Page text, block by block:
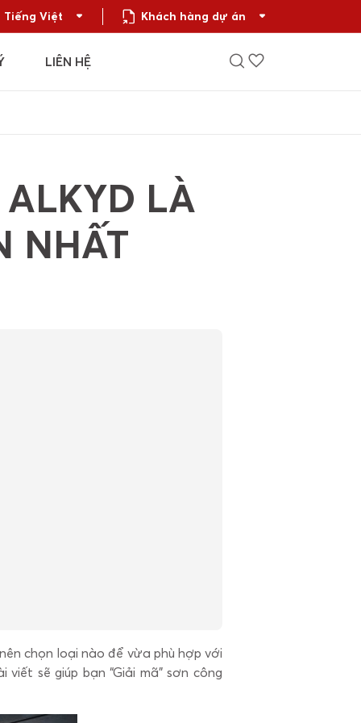
Tiếng Việt Khách hàng dự án
LIÊN HỆ
ALKYD LÀ
NHẤT
chọn loại nào để vừa phù hợp với
sẽ giúp bạn “Giải mã” sơn công